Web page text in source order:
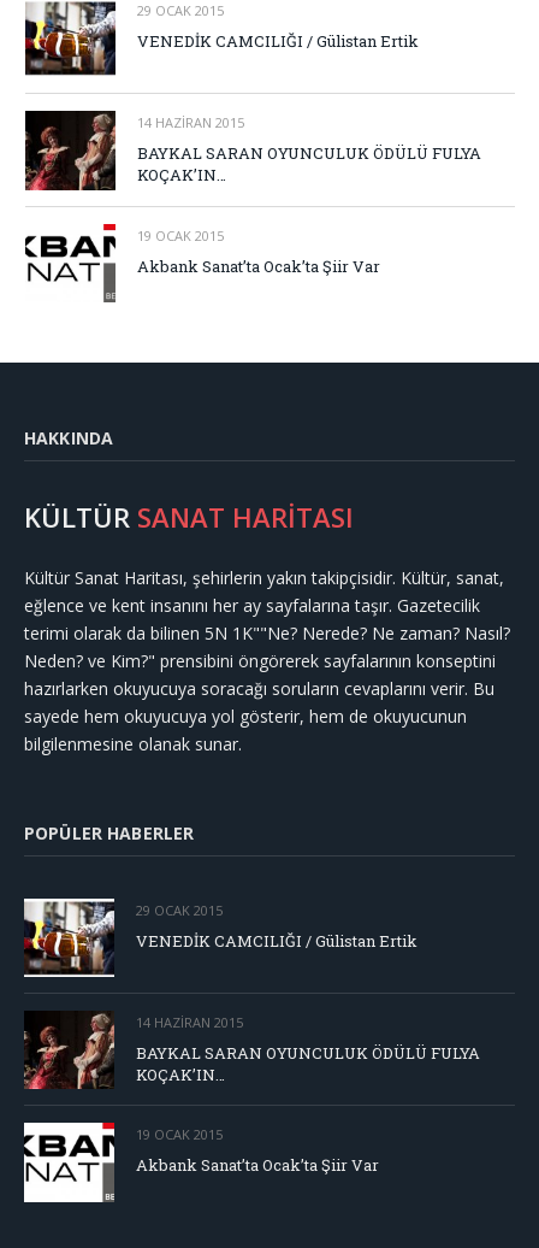
29 OCAK 2015
VENEDİK CAMCILIĞI / Gülistan Ertik
14 HAZIRAN 2015
BAYKAL SARAN OYUNCULUK ÖDÜLÜ FULYA
KOÇAK’IN…
19 OCAK 2015
Akbank Sanat’ta Ocak’ta Şiir Var
HAKKINDA
KÜLTÜR SANAT HARİTASI
Kültür Sanat Haritası, şehirlerin yakın takipçisidir. Kültür, sanat,
eğlence ve kent insanını her ay sayfalarına taşır. Gazetecilik
terimi olarak da bilinen 5N 1K""Ne? Nerede? Ne zaman? Nasıl?
Neden? ve Kim?" prensibini öngörerek sayfalarının konseptini
hazırlarken okuyucuya soracağı soruların cevaplarını verir. Bu
sayede hem okuyucuya yol gösterir, hem de okuyucunun
bilgilenmesine olanak sunar.
POPÜLER HABERLER
29 OCAK 2015
VENEDİK CAMCILIĞI / Gülistan Ertik
14 HAZIRAN 2015
BAYKAL SARAN OYUNCULUK ÖDÜLÜ FULYA
KOÇAK’IN…
19 OCAK 2015
Akbank Sanat’ta Ocak’ta Şiir Var